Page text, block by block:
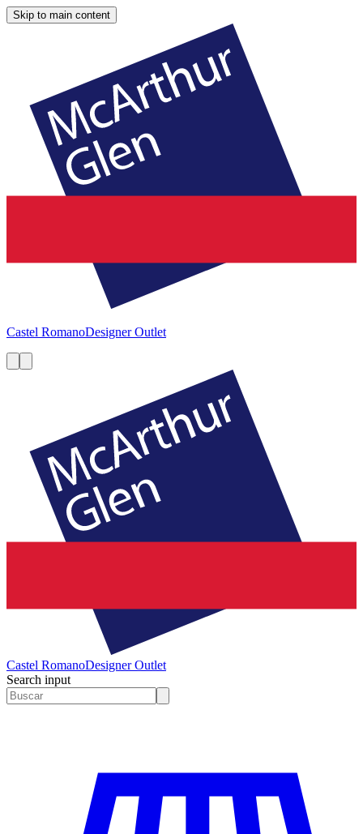
Skip to main content
Castel RomanoDesigner Outlet
Castel RomanoDesigner Outlet
Search input